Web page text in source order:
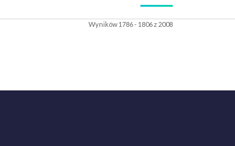
Wyników 1786 - 1806 z 2008